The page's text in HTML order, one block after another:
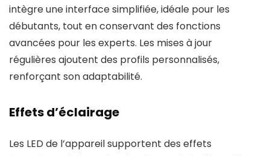
intègre une interface simplifiée, idéale pour les
débutants, tout en conservant des fonctions
avancées pour les experts. Les mises à jour
régulières ajoutent des profils personnalisés,
renforçant son adaptabilité.
Effets d’éclairage
Les LED de l’appareil supportent des effets